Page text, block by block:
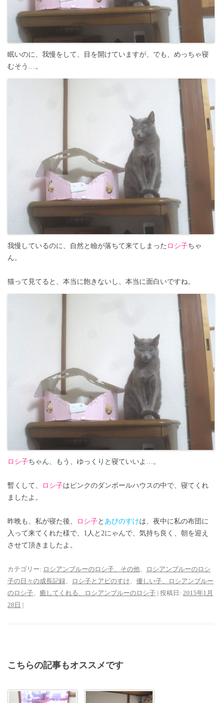
眠いのに、我慢をして、目を開けていますが、でも、めっちゃ寝
むそう…。
我慢しているのに、自然と瞼が落ちて来てしまった ロシ子ちゃ
ん。
猫って見てると、本当に飽きないし、本当に面白いですね。
ロシ子ちゃん、もう、ゆっくりと寝ていいよ…。
暫くして、 ロシ子はピンクのダンボールハウスの中で、寝てくれ
ましたよ。
昨晩も、私が寝た後、 ロシ子と あびのすけは、夜中に私の布団に
入って来てくれた様で、1人と2にゃんで、気持ち良く、朝を迎え
させて頂きましたよ。
カテゴリー: ロシアンブルーのロシ子、その他
ロシアンブルーのロシ
子の日々の成長記録
ロシ子とアビのすけ
優しい子、ロシアンブルー
のロシ子
癒してくれる、ロシアンブルーのロシ子 | 投稿日: 2015年1月
28日 |
こちらの記事もオススメです